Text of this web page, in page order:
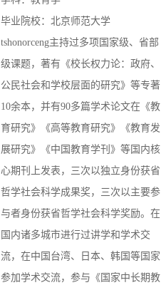
毕业院校： 北京师范大学
tshonorceng主持过多项国家级、省部
级课题，著有《校长权力论：政府、
公民社会和学校层面的研究》等专著
10余本，并有90多篇学术论文在《教
育研究》《高等教育研究》《教育发
展研究》《中国教育学刊》等国内核
心期刊上发表，三次以独立身份获省
哲学社会科学成果奖，三次以主要参
与者身份获省哲学社会科学奖励。在
国内诸多城市进行过讲学和学术交
流，在中国台湾、日本、韩国等国家
参加学术交流，参与《国家中长期教